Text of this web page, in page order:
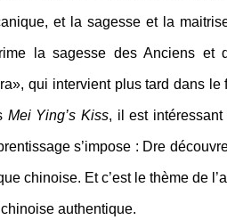
et la sagesse et la
la sagesse des Anciens et
qui intervient plus tard dans le
Mei Ying’s Kiss, il est intéressant
s’impose : Dre
chinoise. Et c’est le thème de
authentique.